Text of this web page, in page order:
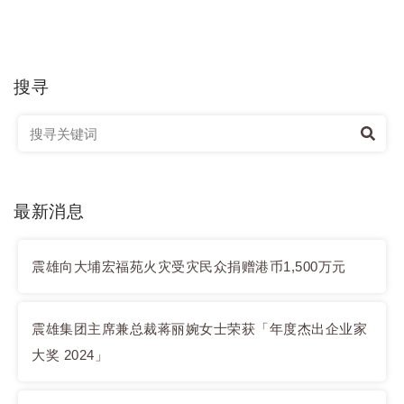
搜寻
最新消息
震雄向大埔宏福苑火灾受灾民众捐赠港币1,500万元
震雄集团主席兼总裁蒋丽婉女士荣获「年度杰出企业家
大奖 2024」